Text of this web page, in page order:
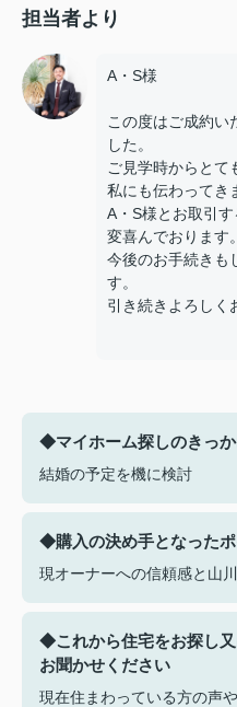
担当者より
A・S様
この度はご成約い
した。
ご見学時からとて
私にも伝わってき
A・S様とお取引
変喜んでおります。
今後のお手続きも
す。
引き続きよろしく
◆マイホーム探しのきっ
結婚の予定を機に検討
◆購入の決め手となった
現オーナーへの信頼感と山
◆これから住宅をお探し
お聞かせください
現在住まわっている方の声